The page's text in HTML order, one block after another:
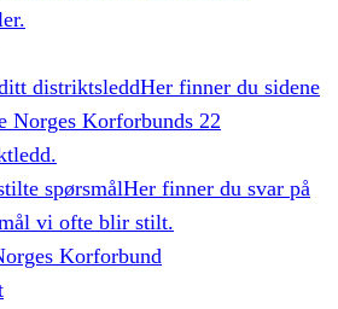
distriktsleddHer finner du sidene
Norges Korforbunds 22
spørsmålHer finner du svar på
vi ofte blir stilt.
Korforbund